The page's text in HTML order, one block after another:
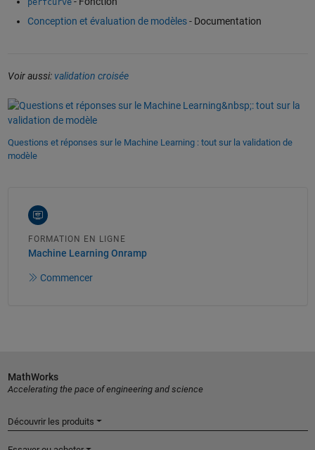
perfcurve
Conception et évaluation de modèles- Documentation
Voir aussi: validation croisée
Questions et réponses sur le Machine Learning : tout sur la validation de
modèle
FORMATION EN LIGNE
Machine Learning Onramp
Commencer
MathWorks
Accelerating the pace of engineering and science
Découvrir les produits